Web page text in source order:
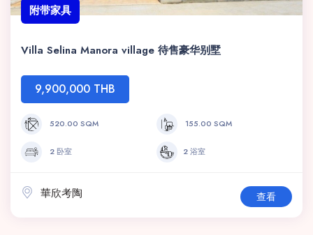
附带家具
Villa Selina Manora village 待售豪华别墅
9,900,000 THB
520.00 SQM 155.00 SQM
2 卧室 2 浴室
華欣考陶 查看